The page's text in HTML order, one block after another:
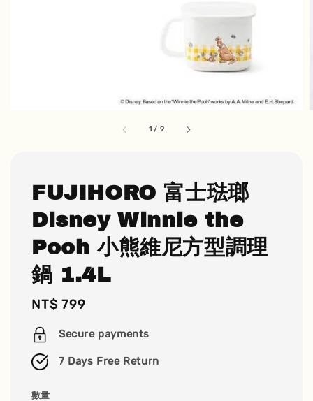
1 / 9
FUJIHORO 富士琺瑯
Disney Winnie the
Pooh 小熊維尼方型調理
鍋 1.4L
Regular
price
NT$ 799
Secure payments
7 Days Free Return
數量